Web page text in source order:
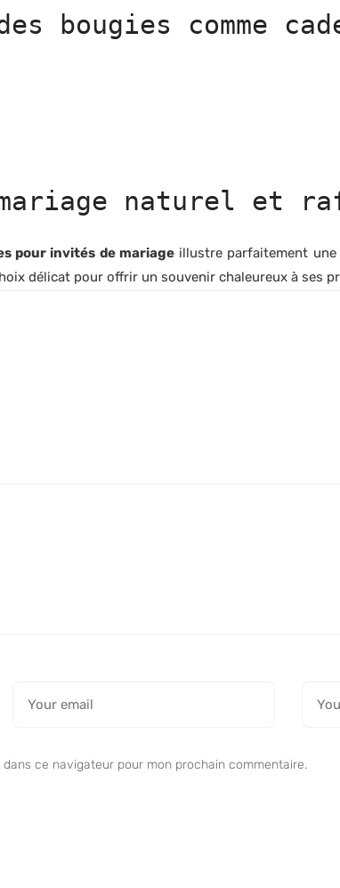
bougies comme
naturel et
pour invités de mariageillustre parfaitement une
délicat pour offrir un souvenir chaleureux à ses
ce navigateur pour mon prochain commentaire.